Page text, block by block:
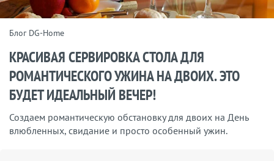
Блог DG-Home
КРАСИВАЯ СЕРВИРОВКА СТОЛА ДЛЯ
РОМАНТИЧЕСКОГО УЖИНА НА ДВОИХ. ЭТО
БУДЕТ ИДЕАЛЬНЫЙ ВЕЧЕР!
Создаем романтическую обстановку для двоих на День
влюбленных, свидание и просто особенный ужин.